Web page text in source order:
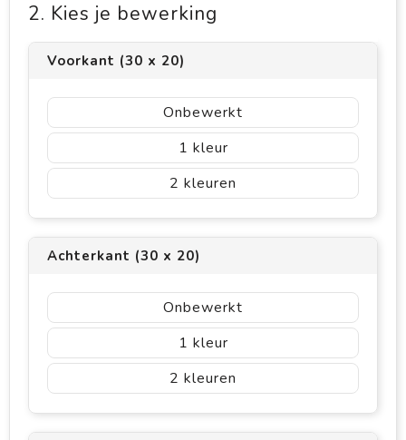
2. Kies je bewerking
Voorkant (30 x 20)
Onbewerkt
1
2
Achterkant (30 x 20)
Onbewerkt
1
2